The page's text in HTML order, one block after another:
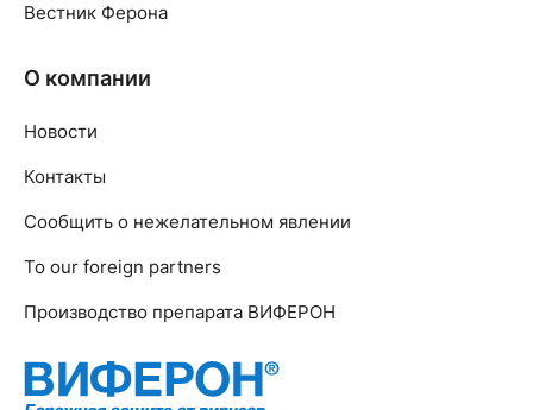
Вестник Ферона
О компании
Новости
Контакты
Сообщить о нежелательном явлении
To our foreign partners
Производство препарата ВИФЕРОН